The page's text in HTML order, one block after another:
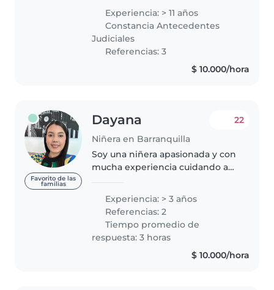
colaboradora . Muy cuidadosa
con los niños fui madre
comunitaria . Con deseos de
trabajar..
Experiencia: > 11 años
Constancia Antecedentes
Judiciales
Referencias: 3
$ 10.000/hora
Favorito de las
familias
Dayana
Niñera en Barranquilla
22
Soy una niñera apasionada y con
mucha experiencia cuidando a
Durante mis 3 años de trabajo,
he desarrollado una gran
habilidad..
Experiencia: > 3 años
Referencias: 2
Tiempo promedio de
respuesta: 3 horas
$ 10.000/hora